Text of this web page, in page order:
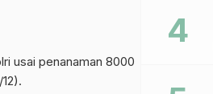
usai penanaman 8000